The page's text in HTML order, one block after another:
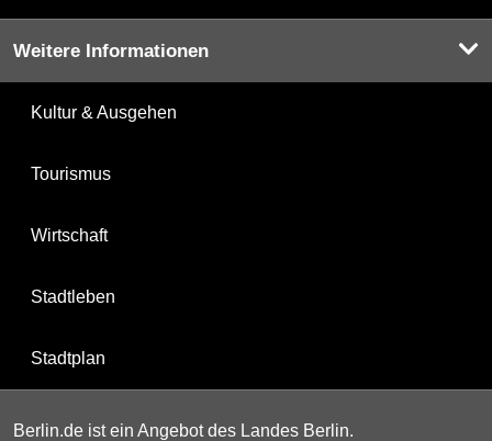
Weitere Informationen
Kultur & Ausgehen
Tourismus
Wirtschaft
Stadtleben
Stadtplan
Berlin.de ist ein Angebot des Landes Berlin.